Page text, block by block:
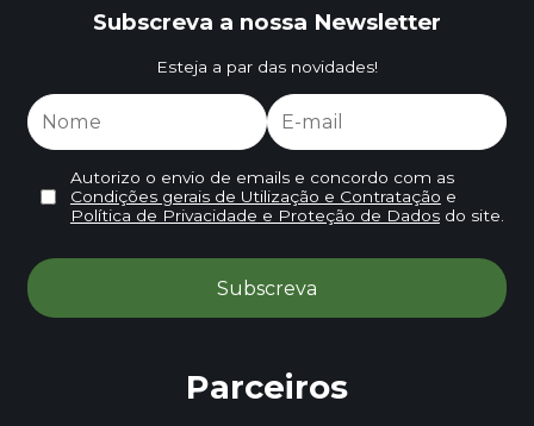
Subscreva a nossa Newsletter
Esteja a par das novidades!
Autorizo o envio de emails e concordo com as
Condições gerais de Utilização e Contratação e
Política de Privacidade e Proteção de Dadosdo site.
Parceiros